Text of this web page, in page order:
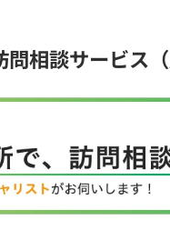
相談サービス（